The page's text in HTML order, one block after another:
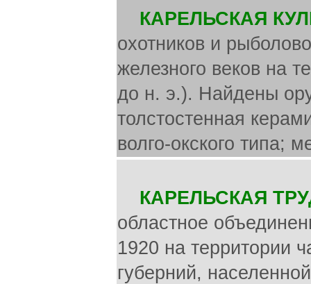
КАРЕЛЬСКАЯ
охотников и
железного веков на
до н. э.). Найдены
толстостенная
волго-окского типа;
КАРЕЛЬСКАЯ
областное
1920 на территории
губерний,